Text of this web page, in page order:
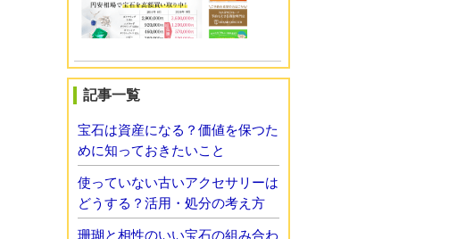
記事一覧
宝石は資産になる？価値を保つた
めに知っておきたいこと
使っていない古いアクセサリーは
どうする？活用・処分の考え方
珊瑚と相性のいい宝石の組み合わ